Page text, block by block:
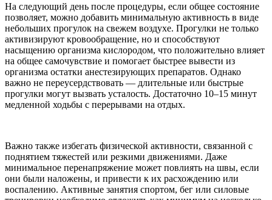
На следующий день после процедуры, если общее состояние
позволяет, можно добавить минимальную активность в виде
небольших прогулок на свежем воздухе. Прогулки не только
активизируют кровообращение, но и способствуют
насыщению организма кислородом, что положительно влияет
на общее самочувствие и помогает быстрее вывести из
организма остатки анестезирующих препаратов. Однако
важно не переусердствовать — длительные или быстрые
прогулки могут вызвать усталость. Достаточно 10–15 минут
медленной ходьбы с перерывами на отдых.
Важно также избегать физической активности, связанной с
поднятием тяжестей или резкими движениями. Даже
минимальное перенапряжение может повлиять на швы, если
они были наложены, и привести к их расхождению или
воспалению. Активные занятия спортом, бег или силовые